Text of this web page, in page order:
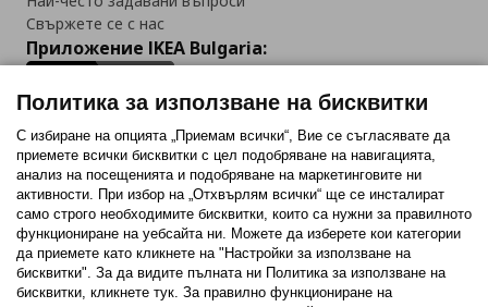
Свържете се с нас
Приложение IKEA Bulgaria:
Последвайте ни:
FacebookTwitterYoutubePinterestInstagram
Политика за използване на бисквитки
С избиране на опцията „Приемам всички“, Вие се съгласявате да
приемете всички бисквитки с цел подобряване на навигацията,
анализ на посещенията и подобряване на маркетинговите ни
активности. При избор на „Отхвърлям всички“ ще се инсталират
само строго необходимитe бисквитки, които са нужни за правилното
функциониране на уебсайта ни. Можете да изберете кои категории
да приемете като кликнете на "Настройки за използване на
бисквитки". За да видите пълната ни Политика за използване на
бисквитки, кликнете тук. За правилно функциониране на